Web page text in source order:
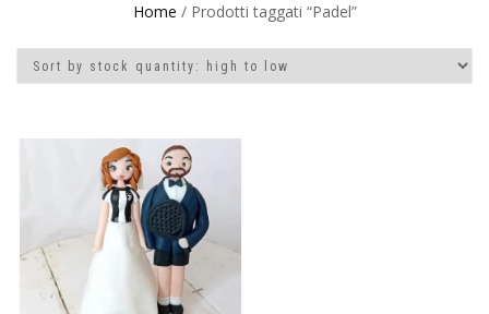
Home / Prodotti taggati “Padel”